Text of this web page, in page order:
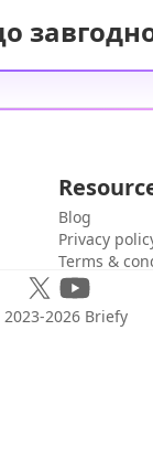
Blog
Privacy
Terms &
2026 Briefy